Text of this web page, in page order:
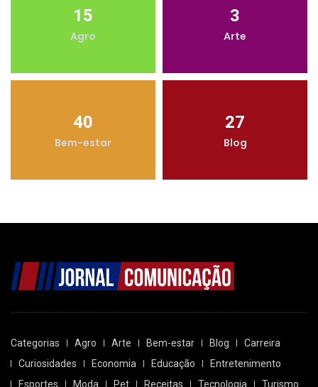
15
Agro
3
Arte
40
Bem-estar
27
Blog
Categorias Agro Arte Bem-estar Blog
Carreira
Curiosidades
Economia Educação
Entretenimento
Esportes
Moda Pet Receitas Tecnologia Turismo